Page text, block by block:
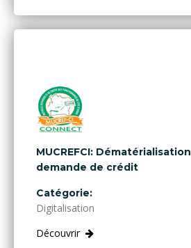
MUCREFCI: Dématérialisation
demande de crédit
Catégorie:
Digitalisation
Découvrir